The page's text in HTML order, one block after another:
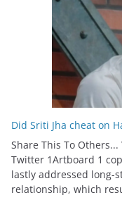
Did Sriti Jha cheat on
Share This To
Twitter 1Artboard 1
lastly addressed long-
relationship, which